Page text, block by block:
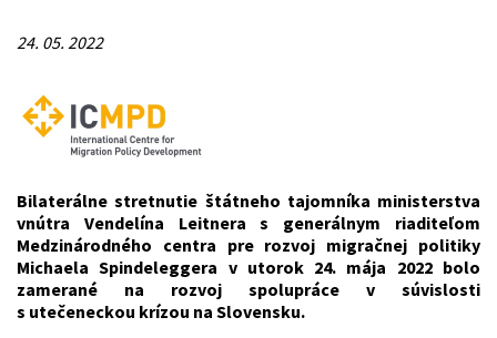
24. 05. 2022
Bilaterálne stretnutie štátneho tajomníka ministerstva
vnútra Vendelína Leitnera s generálnym riaditeľom
Medzinárodného centra pre rozvoj migračnej politiky
Michaela Spindeleggera v utorok 24. mája 2022 bolo
zamerané na rozvoj spolupráce v súvislosti
s utečeneckou krízou na Slovensku.